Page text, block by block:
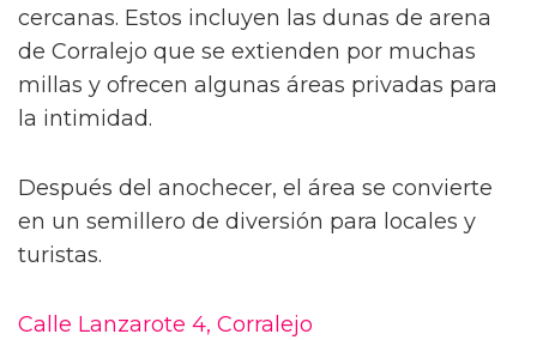
cercanas. Estos incluyen las dunas de arena
de Corralejo que se extienden por muchas
millas y ofrecen algunas áreas privadas para
la intimidad.
Después del anochecer, el área se convierte
en un semillero de diversión para locales y
turistas.
Calle Lanzarote 4, Corralejo